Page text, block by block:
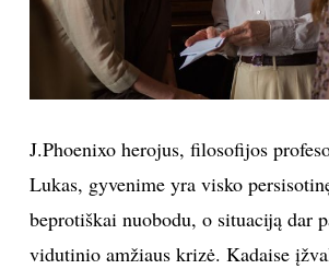
INTERJERAS
VIRTUVĖ
RECEPTAI
J.Phoenixo herojus, filosofijos
Lukas, gyvenime yra visko
beprotiškai nuobodu, o situaciją dar
vidutinio amžiaus krizė. Kadaise